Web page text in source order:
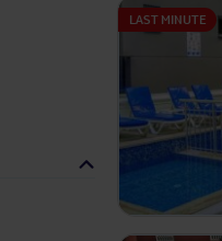
LAST MINUTE